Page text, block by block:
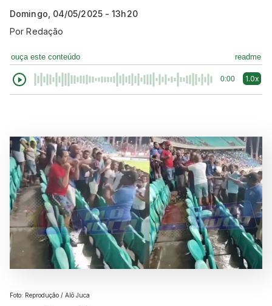
Domingo, 04/05/2025 - 13h20
PorRedação
ouça este conteúdo readme
0:00 1.0x
Foto: Reprodução / Alô Juca